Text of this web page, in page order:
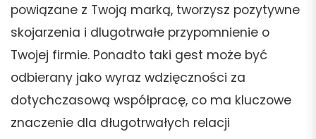
powiązane z Twoją marką, tworzysz pozytywne
skojarzenia i dlugotrwałe przypomnienie o
Twojej firmie. Ponadto taki gest może być
odbierany jako wyraz wdzięczności za
dotychczasową współpracę, co ma kluczowe
znaczenie dla długotrwałych relacji